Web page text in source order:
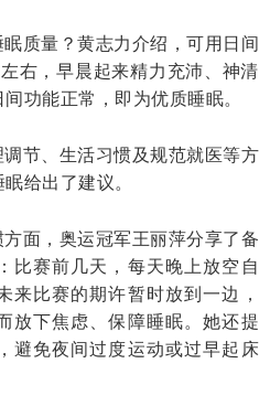
质量？黄志力介绍，可用日间
右，早晨起来精力充沛、神清
功能正常，即为优质睡眠。
节、生活习惯及规范就医等方
给出了建议。
面，奥运冠军王丽萍分享了备
比赛前几天，每天晚上放空自
来比赛的期许暂时放到一边，
放下焦虑、保障睡眠。她还提
避免夜间过度运动或过早起床